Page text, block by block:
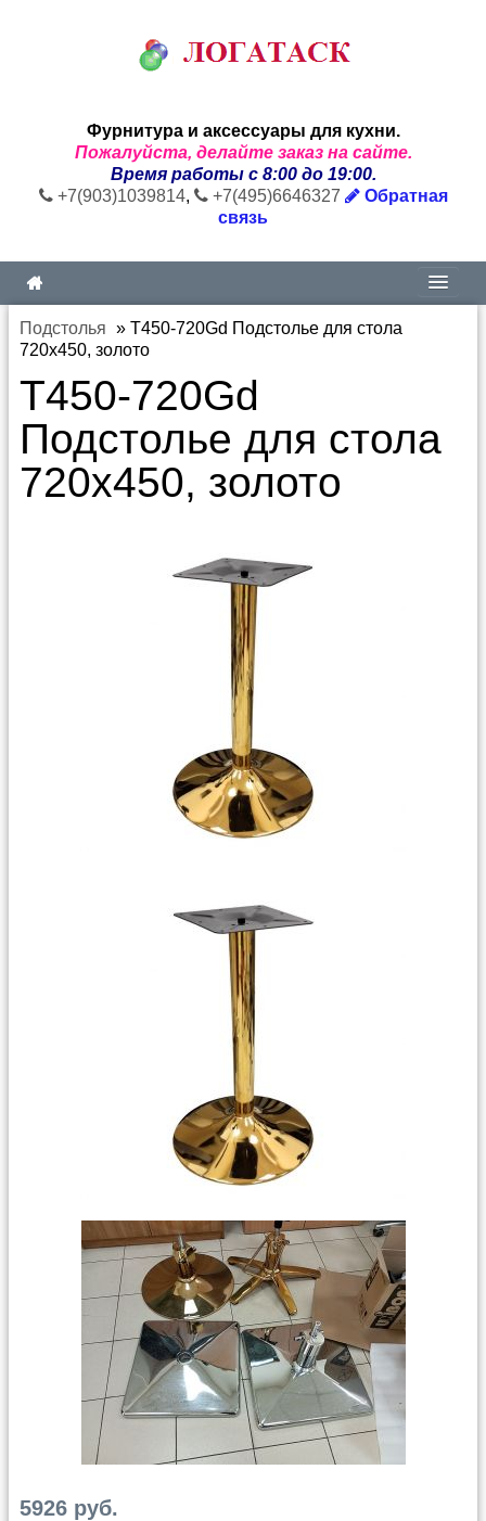
Фурнитура и аксессуары для кухни.
Пожалуйста, делайте заказ на сайте.
Время работы с 8:00 до 19:00.
+7(903)1039814, +7(495)6646327
Обратная
связь
Подстолья » T450-720Gd Подстолье для стола
720х450, золото
T450-720Gd
Подстолье для стола
720х450, золото
5926 руб.